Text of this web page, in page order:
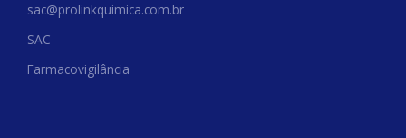
sac@prolinkquimica.com.br
SAC
Farmacovigilância